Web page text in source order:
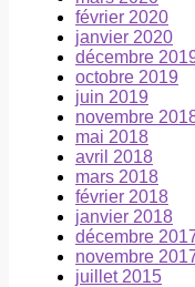
février 2020
janvier 2020
décembre
octobre 2019
juin 2019
novembre
mai 2018
avril 2018
mars 2018
février 2018
janvier 2018
décembre
novembre
juillet 2015